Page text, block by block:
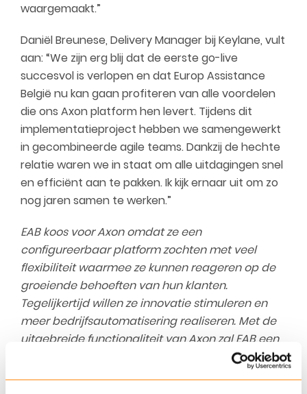
waargemaakt.”
Daniël Breunese, Delivery Manager bij Keylane, vult
aan: “We zijn erg blij dat de eerste go-live
succesvol is verlopen en dat Europ Assistance
België nu kan gaan profiteren van alle voordelen
die ons Axon platform hen levert. Tijdens dit
implementatieproject hebben we samengewerkt
in gecombineerde agile teams. Dankzij de hechte
relatie waren we in staat om alle uitdagingen snel
en efficiënt aan te pakken. Ik kijk ernaar uit om zo
nog jaren samen te werken.”
EAB koos voor Axon omdat ze een
configureerbaar platform zochten met veel
flexibiliteit waarmee ze kunnen reageren op de
groeiende behoeften van hun klanten.
Tegelijkertijd willen ze innovatie stimuleren en
meer bedrijfsautomatisering realiseren. Met de
uitgebreide functionaliteit van Axon zal EAB een
snellere time-to-market hebben met meer